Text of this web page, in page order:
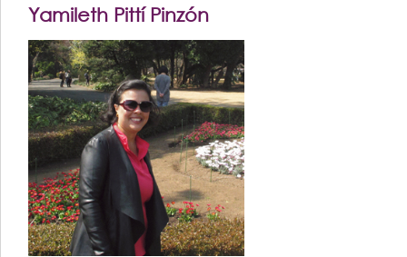
Yamileth Pittí Pinzón